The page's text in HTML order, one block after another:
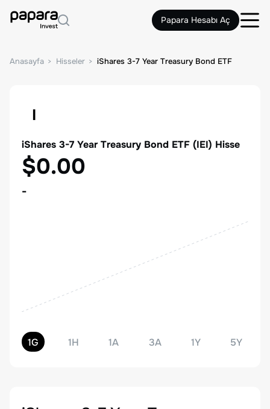
Papara Hesabı Aç
Anasayfa Hisseler iShares 3-7 Year Treasury Bond ETF
I
iShares 3-7 Year Treasury Bond ETF (IEI) Hisse
$0.00
-
1G 1H 1A 3A 1Y 5Y